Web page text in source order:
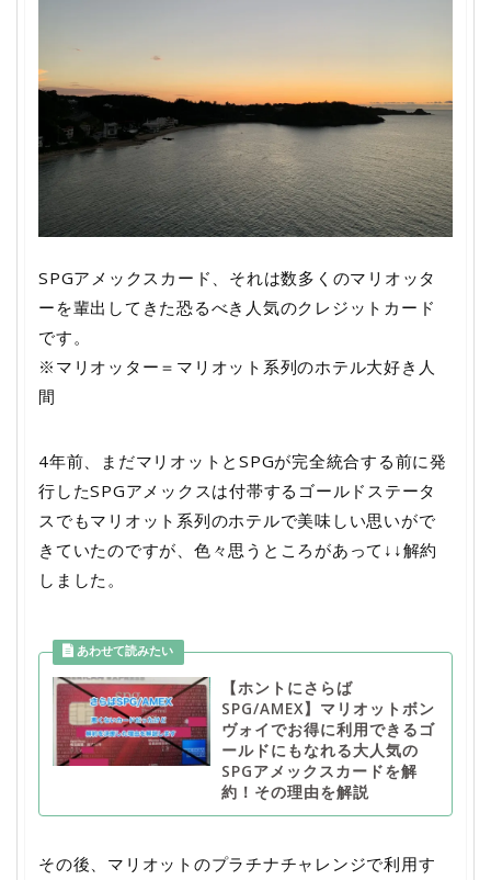
SPGアメックスカード、それは数多くのマリオッタ
ーを輩出してきた恐るべき人気のクレジットカード
です。
※マリオッター＝マリオット系列のホテル大好き人
間
4年前、まだマリオットとSPGが完全統合する前に発
行したSPGアメックスは付帯するゴールドステータ
スでもマリオット系列のホテルで美味しい思いがで
きていたのですが、色々思うところがあって↓↓解約
しました。
【ホントにさらば
SPG/AMEX】マリオットボン
ヴォイでお得に利用できるゴ
ールドにもなれる大人気の
SPGアメックスカードを解
約！その理由を解説
その後、マリオットのプラチナチャレンジで利用す